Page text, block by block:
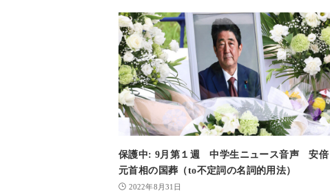
保護中: 9月第１週 中学生ニュース音声 安倍
元首相の国葬（to不定詞の名詞的用法）
2022年8月31日